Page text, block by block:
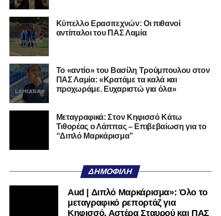
Ακολουθήστε το
μαθαίνετε πρώτοι τα κυανόλευκα νέα στην Ελλάδα και τον
υπόλοιπο κόσμο. Ακολουθήστε το lamiara.gr στο
Κύπελλο Ερασιτεχνών: Οι πιθανοί
αντίπαλοι του ΠΑΣ Λαμία
Το «αντίο» του Βασίλη Τρούμπουλου στον
ΠΑΣ Λαμία: «Κρατάμε τα καλά και
προχωράμε. Ευχαριστώ για όλα»
Μεταγραφικά: Στον Κηφισσό Κάτω
Τιθορέας ο Λάππας – Επιβεβαίωση για το
“Διπλό Μαρκάρισμα”
ΔΗΜΟΦΙΛΉ
Aud | Διπλό Μαρκάρισμα»: Όλο το
μεταγραφικό ρεπορτάζ για
Κηφισσό, Αστέρα Σταυρού και ΠΑΣ